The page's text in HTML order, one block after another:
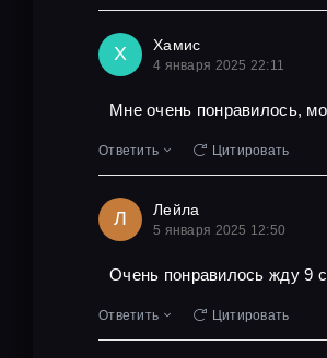
Х Хамис
4 января 2025 22:11
Мне очень понравилось,
Ответить Цитировать
Л Лейла
5 января 2025 12:50
Очень понравилось жду 9
Ответить Цитировать